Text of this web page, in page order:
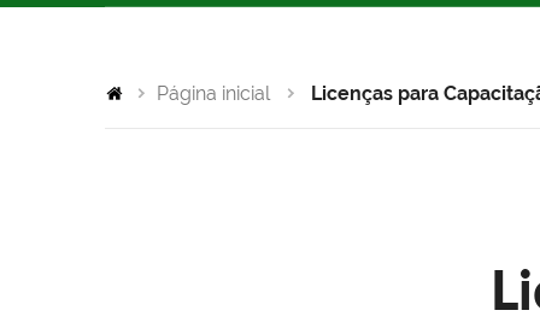
Página inicial Licenças para